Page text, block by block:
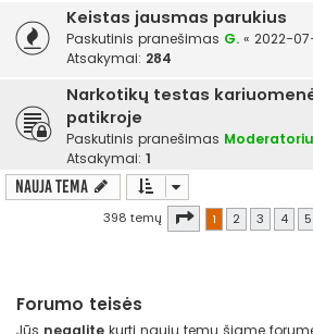
Keistas jausmas parukius
Paskutinis pranešimas G. « 2022-
Atsakymai: 284
Narkotikų testas
patikroje
Paskutinis pranešimas
Atsakymai: 1
Nauja tema
398 temų Puslapis iš 16
1 2 3 4 5
Forumo teisės
Jūs negalite kurti naujų temų šiame